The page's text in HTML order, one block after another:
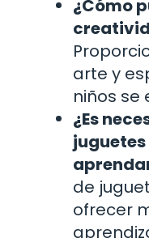
¿Cómo
arte y
niños se
¿Es
de
ofrecer